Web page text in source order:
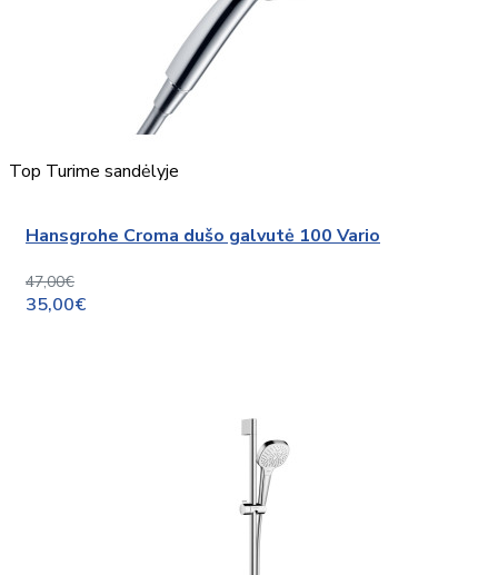
Top Turime sandėlyje
Hansgrohe Croma dušo galvutė 100 Vario
47,00€
35,00€